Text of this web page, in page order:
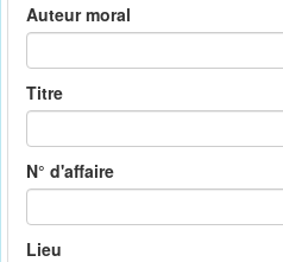
Auteur moral
Titre
N° d'affaire
Lieu